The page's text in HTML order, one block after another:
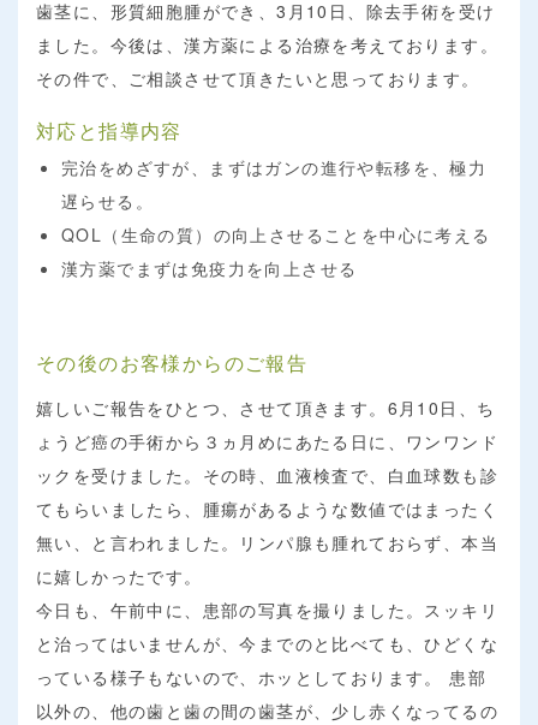
歯茎に、形質細胞腫ができ、3月10日、除去手術を受け
ました。今後は、漢方薬による治療を考えております。
その件で、ご相談させて頂きたいと思っております。
対応と指導内容
完治をめざすが、まずはガンの進行や転移を、極力
遅らせる。
QOL（生命の質）の向上させることを中心に考える
漢方薬でまずは免疫力を向上させる
その後のお客様からのご報告
嬉しいご報告をひとつ、させて頂きます。6月10日、ち
ょうど癌の手術から３ヵ月めにあたる日に、ワンワンド
ックを受けました。その時、血液検査で、白血球数も診
てもらいましたら、腫瘍があるような数値ではまったく
無い、と言われました。リンパ腺も腫れておらず、本当
に嬉しかったです。
今日も、午前中に、患部の写真を撮りました。スッキリ
と治ってはいませんが、今までのと比べても、ひどくな
っている様子もないので、ホッとしております。 患部
以外の、他の歯と歯の間の歯茎が、少し赤くなってるの